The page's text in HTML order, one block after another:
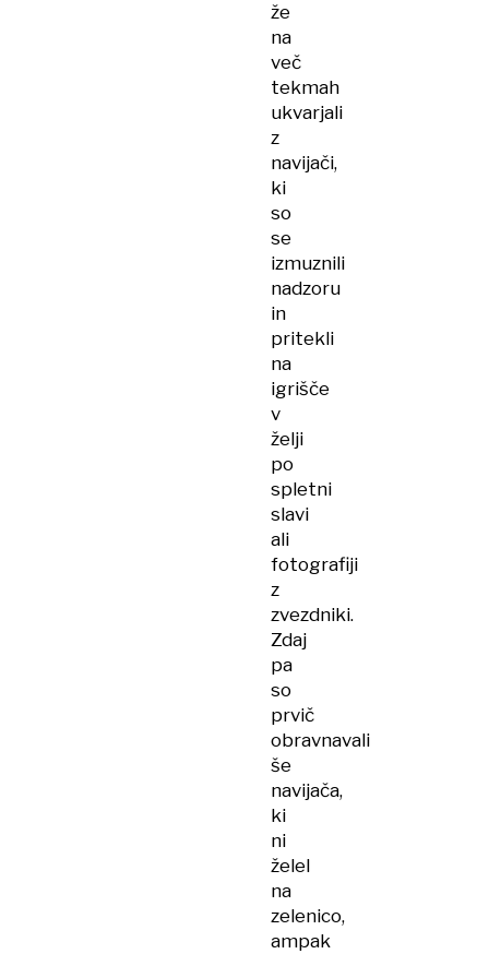
že
na
več
tekmah
ukvarjali
z
navijači,
ki
so
se
izmuznili
nadzoru
in
pritekli
na
igrišče
v
želji
po
spletni
slavi
ali
fotografiji
z
zvezdniki.
Zdaj
pa
so
prvič
obravnavali
še
navijača,
ki
ni
želel
na
zelenico,
ampak